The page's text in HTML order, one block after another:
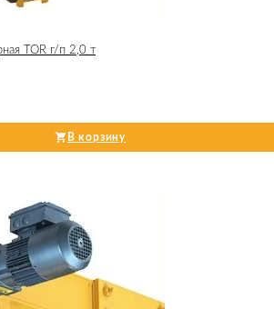
TOR г/п 2,0 т
В корзину